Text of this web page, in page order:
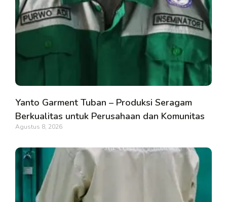
Yanto Garment Tuban – Produksi Seragam
Berkualitas untuk Perusahaan dan Komunitas
Agustus 8, 2026